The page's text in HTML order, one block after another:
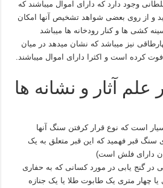
وجود دارد که دارای اموال میباشند که
و از روی بعضی شواهد تشخیص آنها امکان
کشی ها و کنار رودخانه ها میباشد
نیز میباشد که نشان میدهد در میان
کرده است و اکثرا دارای اموال میباشند.
آثار و نشانه ها
است که نوع قرار کرفتن سنگ آنها
سنگ قبر فهمید که این قبر متعلق به یک
دارای فلش است)
گنج یابی در مورد کسانی که به حفاری
یا چهار متری یک طابوت طلا یا یک جنازه